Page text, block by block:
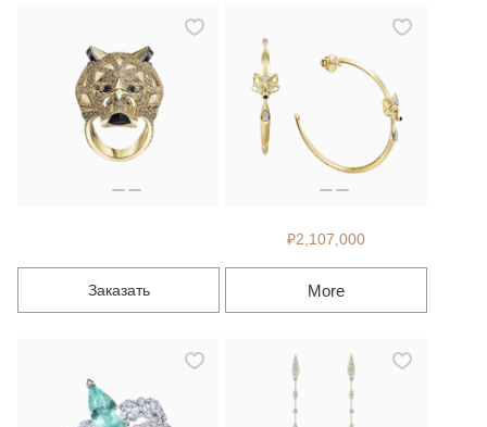
Заказать
₽2,107,000
More